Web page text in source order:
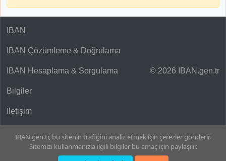
© 2026 IBAN.gen.tr
IBAN
IBAN Çözümleme & Doğrulama
IBAN Hesaplama & Sorgulama
Bilgiler
İletişim
IBAN.gen.tr, bu sitenin trafiğini analiz etmek için çerezler gönderir.
Sitemizi kullanmanızla ilgili bilgiler bu amaç için paylaşılır.